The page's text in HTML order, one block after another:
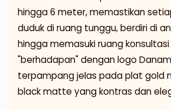
hingga 6 meter, memastikan
duduk di ruang tunggu, berdiri di
hingga memasuki ruang
"berhadapan" dengan logo
terpampang jelas pada plat gold
black matte yang kontras dan